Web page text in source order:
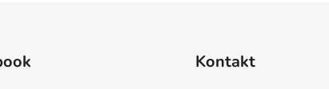
Kontakt